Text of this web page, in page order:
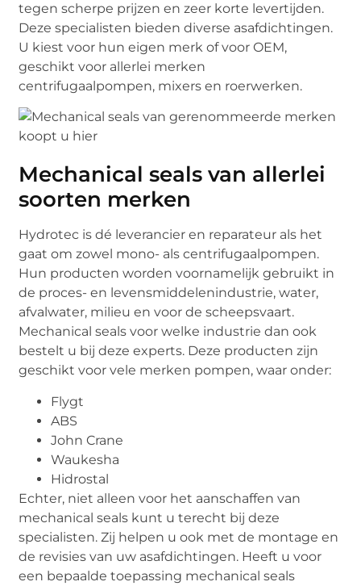
tegen scherpe prijzen en zeer korte levertijden.
Deze specialisten bieden diverse asafdichtingen.
U kiest voor hun eigen merk of voor OEM,
geschikt voor allerlei merken
centrifugaalpompen, mixers en roerwerken.
Mechanical seals van allerlei
soorten merken
Hydrotec is dé leverancier en reparateur als het
gaat om zowel mono- als centrifugaalpompen.
Hun producten worden voornamelijk gebruikt in
de proces- en levensmiddelenindustrie, water,
afvalwater, milieu en voor de scheepsvaart.
Mechanical seals voor welke industrie dan ook
bestelt u bij deze experts. Deze producten zijn
geschikt voor vele merken pompen, waar onder:
Flygt
ABS
John Crane
Waukesha
Hidrostal
Echter, niet alleen voor het aanschaffen van
mechanical seals kunt u terecht bij deze
specialisten. Zij helpen u ook met de montage en
de revisies van uw asafdichtingen. Heeft u voor
een bepaalde toepassing mechanical seals